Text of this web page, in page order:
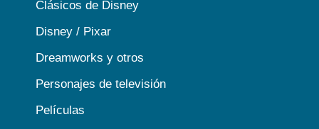
Clásicos de Disney
Disney / Pixar
Dreamworks y otros
Personajes de televisión
Películas